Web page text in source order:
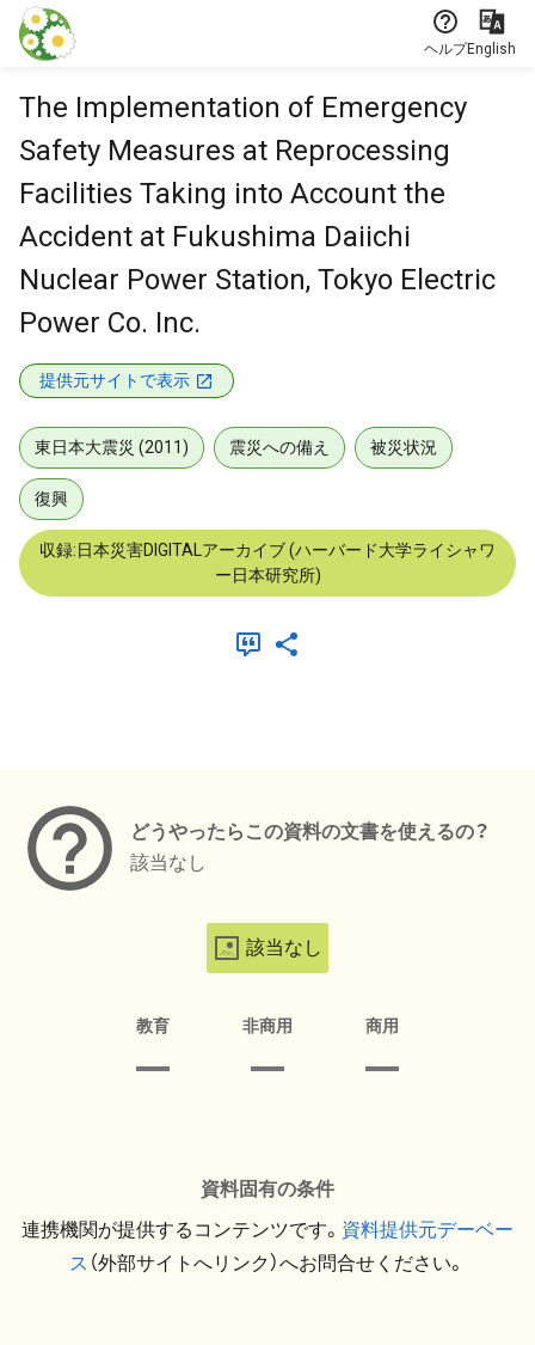
本文に飛ぶ
ヘルプEnglish
The Implementation of Emergency
Safety Measures at Reprocessing
Facilities Taking into Account the
Accident at Fukushima Daiichi
Nuclear Power Station, Tokyo Electric
Power Co. Inc.
提供元サイトで表示
東日本大震災 (2011) 震災への備え 被災状況
復興
収録:日本災害DIGITALアーカイブ (ハーバード大学ライシャワ
ー日本研究所)
どうやったらこの資料の文書を使えるの？
該当なし
該当なし
教育 非商用 商用
資料固有の条件
連携機関が提供するコンテンツです。 資料提供元デーベー
ス （外部サイトへリンク）へお問合せください。